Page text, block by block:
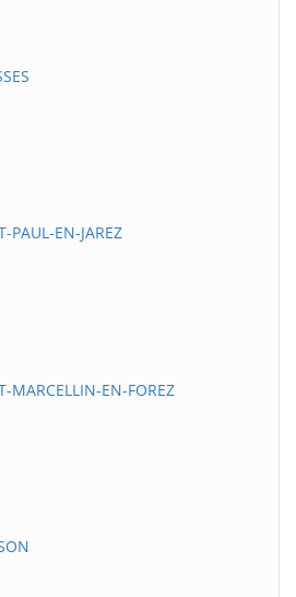
EN-JAREZ
MARCELLIN-EN-FOREZ